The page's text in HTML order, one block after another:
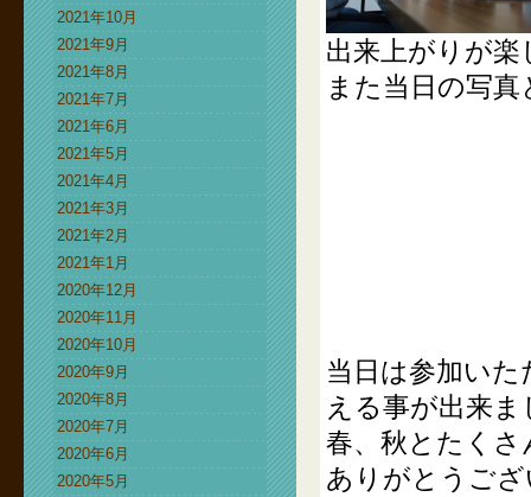
2021年10月
2021年9月
2021年8月
2021年7月
2021年6月
2021年5月
2021年4月
2021年3月
2021年2月
2021年1月
2020年12月
2020年11月
2020年10月
2020年9月
2020年8月
2020年7月
2020年6月
2020年5月
出来上がりが
また当日の写
当日は参加い
える事が出来
春、秋とたく
ありがとうご